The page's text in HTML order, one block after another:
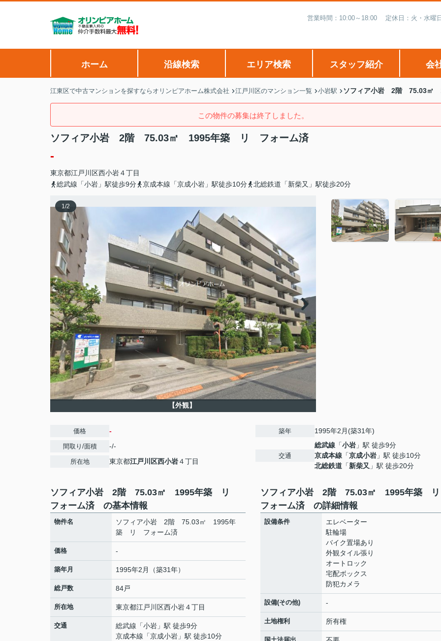
営業時間：10:00～18:00 定休日：火・水曜
ホーム 沿線検索 エリア検索 スタッフ紹介 会
江東区で中古マンションを探すならオリンピアホーム株式会社 江戸川区のマンション一覧 小岩駅 ソフィア小岩 2階 75.03
この物件の募集は終了しました。
ソフィア小岩 2階 75.03㎡ 1995年築 リ フォーム済
-
東京都江戸川区西小岩４丁目
総武線「小岩」駅徒歩9分
京成本線「京成小岩」駅徒歩10分 北総鉄道「新柴又」駅徒歩20分
1/2
【外観】
価格 -
間取り/面積 -/-
所在地 東京都江戸川区西小岩４丁目
築年 1995年2月(築31年)
交通
総武線 「小岩 」駅 徒歩9分
京成本線 「京成小岩 」駅 徒歩10分
北総鉄道 「新柴又 」駅 徒歩20分
ソフィア小岩 2階 75.03㎡ 1995年築 リ
フォーム済 の基本情報
物件名
ソフィア小岩 2階 75.03㎡ 1995年
築 リ フォーム済
価格 -
築年月 1995年2月（築31年）
総戸数 84戸
所在地 東京都江戸川区西小岩４丁目
交通 総武線 「小岩 」駅 徒歩9分
京成本線 「京成小岩 」駅 徒歩10分
ソフィア小岩 2階 75.03㎡ 1995年築
フォーム済 の詳細情報
設備条件
エレベーター
駐輪場
バイク置場あり
外観タイル張り
オートロック
宅配ボックス
防犯カメラ
設備(その他) -
土地権利 所有権